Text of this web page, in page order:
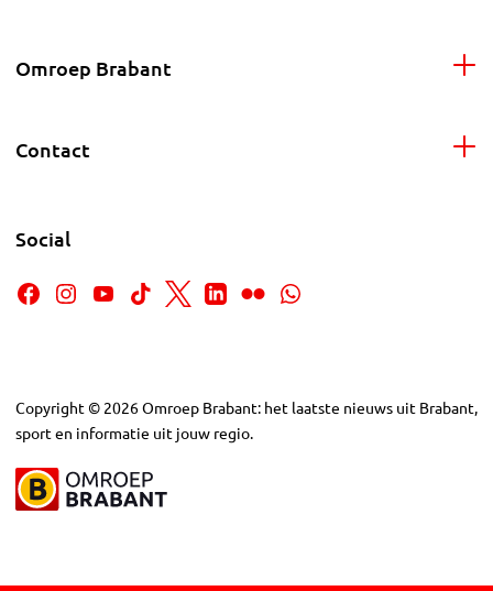
Omroep Brabant
Contact
Social
Copyright © 2026Omroep Brabant: het laatste nieuws uit Brabant,
sport en informatie uit jouw regio.